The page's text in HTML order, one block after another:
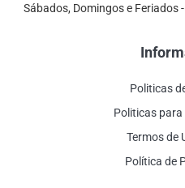
Sábados, Domingos e Feriados
Politicas
Politicas
Termos de
Política de